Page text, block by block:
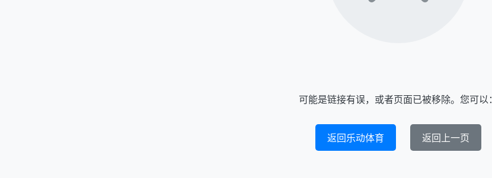
可能是链接有误，或者页面已被移除。您可以：
返回乐动体育 返回上一页